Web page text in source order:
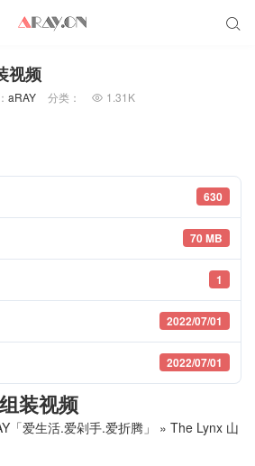

视频
aRAY 分类：  1.31K
630
70 MB
1
2022/07/01
2022/07/01
装视频
「爱生活.爱剁手.爱折腾」 » The Lynx 山